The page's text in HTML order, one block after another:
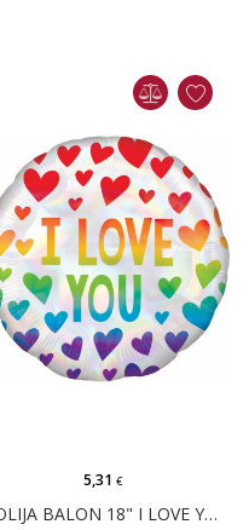
FOLIJA BALON 18" I LOVE YOU ŠARENI
5,31 €